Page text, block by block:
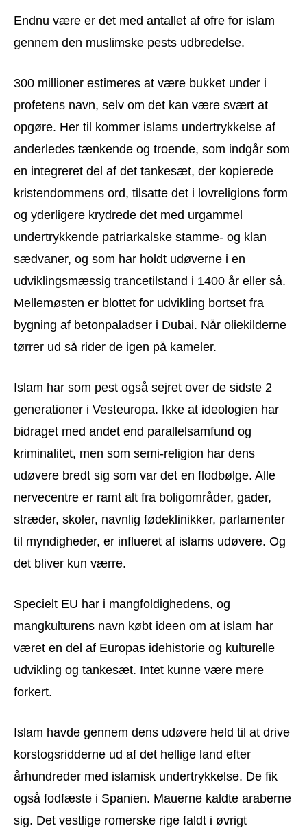
Endnu være er det med antallet af ofre for islam
gennem den muslimske pests udbredelse.
300 millioner estimeres at være bukket under i
profetens navn, selv om det kan være svært at
opgøre. Her til kommer islams undertrykkelse af
anderledes tænkende og troende, som indgår som
en integreret del af det tankesæt, der kopierede
kristendommens ord, tilsatte det i lovreligions form
og yderligere krydrede det med urgammel
undertrykkende patriarkalske stamme- og klan
sædvaner, og som har holdt udøverne i en
udviklingsmæssig trancetilstand i 1400 år eller så.
Mellemøsten er blottet for udvikling bortset fra
bygning af betonpaladser i Dubai. Når oliekilderne
tørrer ud så rider de igen på kameler.
Islam har som pest også sejret over de sidste 2
generationer i Vesteuropa. Ikke at ideologien har
bidraget med andet end parallelsamfund og
kriminalitet, men som semi-religion har dens
udøvere bredt sig som var det en flodbølge. Alle
nervecentre er ramt alt fra boligområder, gader,
stræder, skoler, navnlig fødeklinikker, parlamenter
til myndigheder, er influeret af islams udøvere. Og
det bliver kun værre.
Specielt EU har i mangfoldighedens, og
mangkulturens navn købt ideen om at islam har
været en del af Europas idehistorie og kulturelle
udvikling og tankesæt. Intet kunne være mere
forkert.
Islam havde gennem dens udøvere held til at drive
korstogsridderne ud af det hellige land efter
århundreder med islamisk undertrykkelse. De fik
også fodfæste i Spanien. Mauerne kaldte araberne
sig. Det vestlige romerske rige faldt i øvrigt